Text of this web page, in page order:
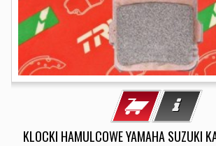
KLOCKI HAMULCOWE YAMAHA SUZUKI